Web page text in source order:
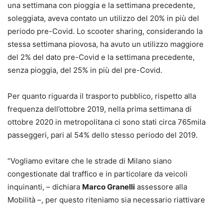
una settimana con pioggia e la settimana precedente,
soleggiata, aveva contato un utilizzo del 20% in più del
periodo pre-Covid. Lo scooter sharing, considerando la
stessa settimana piovosa, ha avuto un utilizzo maggiore
del 2% del dato pre-Covid e la settimana precedente,
senza pioggia, del 25% in più del pre-Covid.
Per quanto riguarda il trasporto pubblico, rispetto alla
frequenza dell’ottobre 2019, nella prima settimana di
ottobre 2020 in metropolitana ci sono stati circa 765mila
passeggeri, pari al 54% dello stesso periodo del 2019.
“Vogliamo evitare che le strade di Milano siano
congestionate dal traffico e in particolare da veicoli
inquinanti, – dichiara Marco Granelli assessore alla
Mobilità –, per questo riteniamo sia necessario riattivare